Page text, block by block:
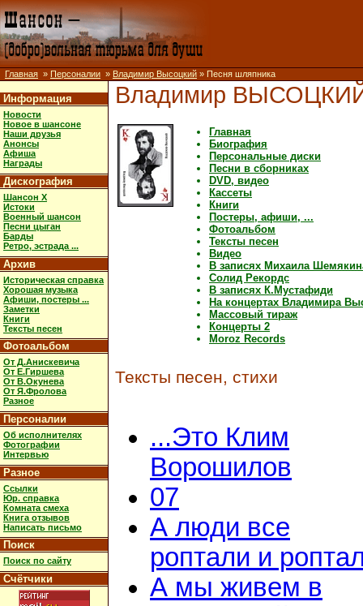
Главная » Персоналии » Владимир Высоцкий » Песня шляпника
Информация
Новости
Новое в шансоне
Наши друзья
Анонсы
Афиша
Награды
Дискография
Шансон X
Истоки
Военный шансон
Песни цыган
Барды
Ретро, эстрада ...
Архив
Историческая справка
Хорошая музыка
Афиши, постеры ...
Заметки
Книги
Тексты песен
Фотоальбом
От Д.Анискевича
От Е.Гиршева
От В.Окунева
От Я.Фролова
Разное
Персоналии
Об исполнителях
Фотографии
Интервью
Разное
Ссылки
Юр. справка
Комната смеха
Книга отзывов
Написать письмо
Поиск
Поиск по сайту
Счётчики
Владимир
Главная
Биография
Персональные диски
Песни в сборниках
DVD, видео
Кассеты
Книги
Постеры, афиши, ...
Фотоальбом
Тексты песен
Видео
В записях Михаила
Солид Рекордс
В записях К.Мустафиди
На концертах Владимира
Массовый тираж
Концерты 2
Moroz Records
Тексты песен, стихи
...Это Клим
Ворошилов
07
А люди все
роптали и
А мы живем в